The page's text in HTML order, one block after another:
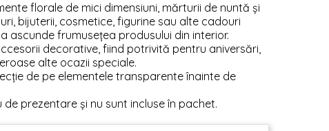
florale de mici dimensiuni, mărturii de nuntă și
bijuterii, cosmetice, figurine sau alte cadouri
ascunde frumusețea produsului din interior.
decorative, fiind potrivită pentru aniversări,
alte ocazii speciale.
de pe elementele transparente înainte de
prezentare și nu sunt incluse în pachet.